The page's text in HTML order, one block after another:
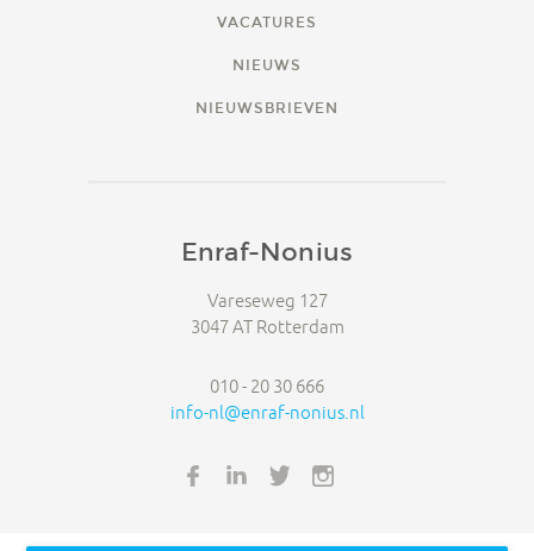
VACATURES
NIEUWS
NIEUWSBRIEVEN
Enraf-Nonius
Vareseweg 127
3047 AT Rotterdam
010 - 20 30 666
info-nl@enraf-nonius.nl
FACEBOOK
LINKEDINTWITTER